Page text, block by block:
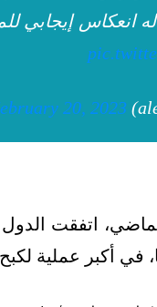
انعكاس إيجابي
20, 2023
اتفقت
أكبر عملية لكبح